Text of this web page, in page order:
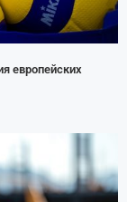
европейских